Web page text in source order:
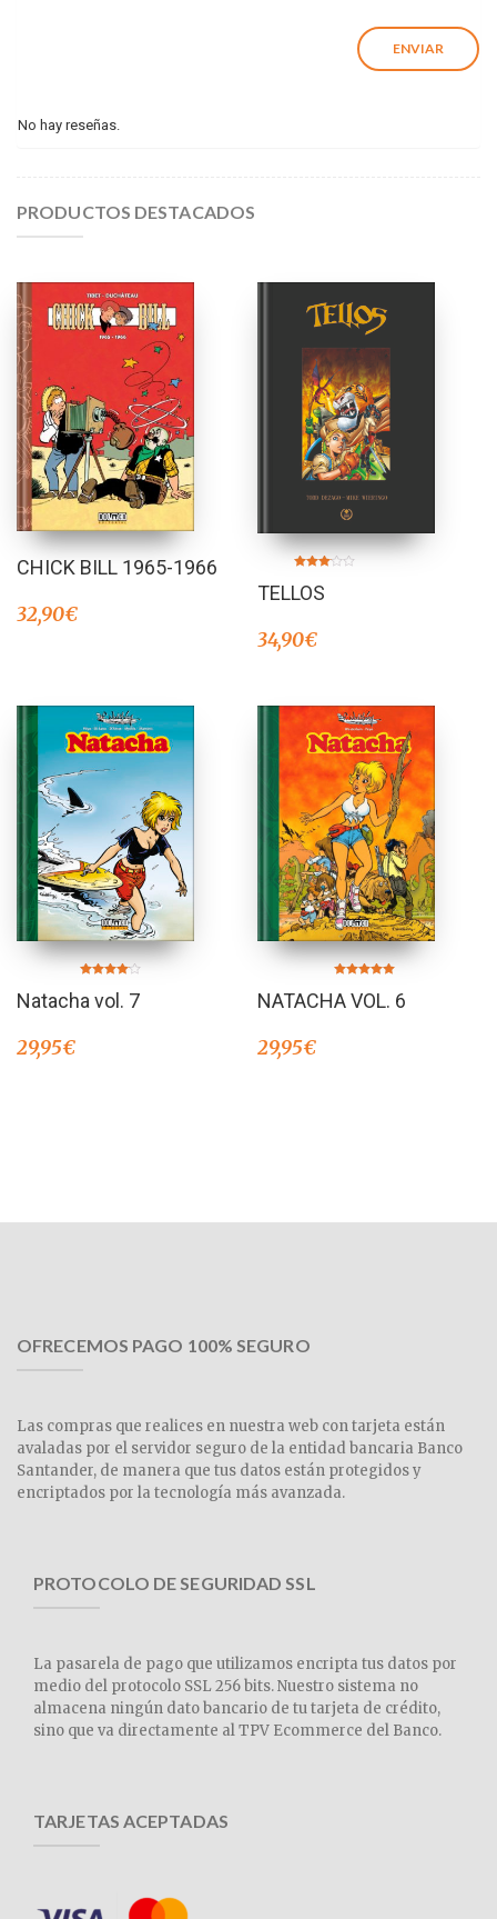
No hay reseñas.
PRODUCTOS DESTACADOS
CHICK BILL 1965-1966
32,90€
en
3.00
TELLOS
34,90€
en
4.00
Natacha vol. 7
29,95€
5.00
de 5
NATACHA VOL. 6
29,95€
OFRECEMOS PAGO 100% SEGURO
Las compras que realices en nuestra web con tarjeta están
avaladas por el servidor seguro de la entidad bancaria Banco
Santander, de manera que tus datos están protegidos y
encriptados por la tecnología más avanzada.
PROTOCOLO DE SEGURIDAD SSL
La pasarela de pago que utilizamos encripta tus datos por
medio del protocolo SSL 256 bits. Nuestro sistema no
almacena ningún dato bancario de tu tarjeta de crédito,
sino que va directamente al TPV Ecommerce del Banco.
TARJETAS ACEPTADAS